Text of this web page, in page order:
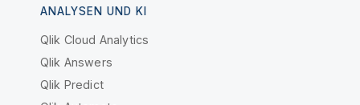
ANALYSEN UND KI
Qlik Cloud Analytics
Qlik Answers
Qlik Predict